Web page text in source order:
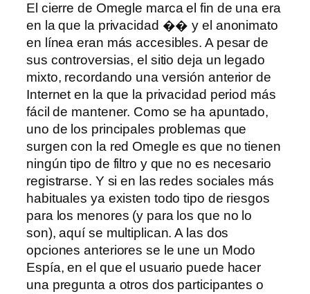
El cierre de Omegle marca el fin de una era
en la que la privacidad �� y el anonimato
en línea eran más accesibles. A pesar de
sus controversias, el sitio deja un legado
mixto, recordando una versión anterior de
Internet en la que la privacidad period más
fácil de mantener. Como se ha apuntado,
uno de los principales problemas que
surgen con la red Omegle es que no tienen
ningún tipo de filtro y que no es necesario
registrarse. Y si en las redes sociales más
habituales ya existen todo tipo de riesgos
para los menores (y para los que no lo
son), aquí se multiplican. A las dos
opciones anteriores se le une un Modo
Espía, en el que el usuario puede hacer
una pregunta a otros dos participantes o